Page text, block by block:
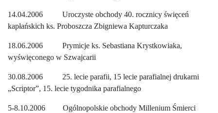
14.04.2006 Uroczyste obchody 40. rocznicy święceń
kapłańskich ks. Proboszcza Zbigniewa Kapturczaka
18.06.2006 Prymicje ks. Sebastiana Krystkowiaka,
wyświęconego w Szwajcarii
30.08.2006 25. lecie parafii, 15 lecie parafialnej drukarni
„Scriptor”, 15. lecie tygodnika parafialnego
5-8.10.2006 Ogólnopolskie obchody Millenium Śmierci